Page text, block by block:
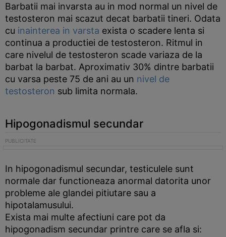
Barbatii mai invarsta au in mod normal un nivel de
testosteron mai scazut decat barbatii tineri. Odata
cu inainterea in varsta exista o scadere lenta si
continua a productiei de testosteron. Ritmul in
care nivelul de testosteron scade variaza de la
barbat la barbat. Aproximativ 30% dintre barbatii
cu varsa peste 75 de ani au un nivel de
testosteron sub limita normala.
Hipogonadismul secundar
In hipogonadismul secundar, testiculele sunt
normale dar functioneaza anormal datorita unor
probleme ale glandei pitiutare sau a
hipotalamusului.
Exista mai multe afectiuni care pot da
hipogonadism secundar printre care se afla si: